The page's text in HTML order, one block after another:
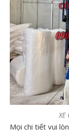
XE
Mọi chi tiết vui